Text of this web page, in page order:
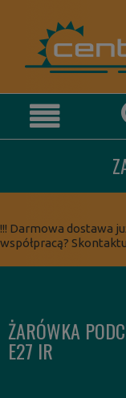
!!! Darmowa dostawa
współpracą?
ŻARÓWKA
E27 IR